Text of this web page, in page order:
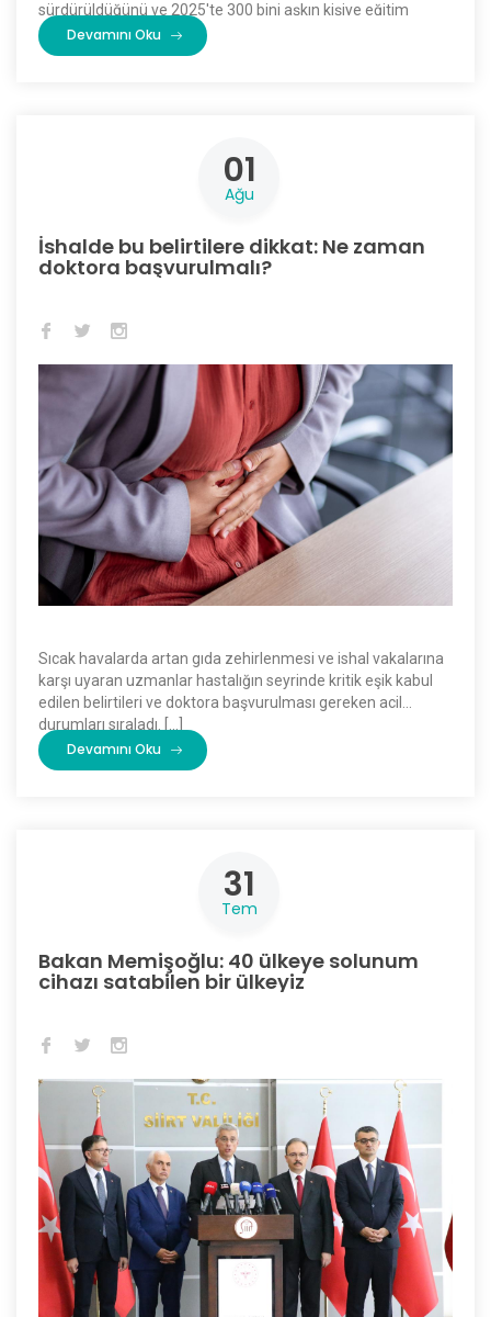
sürdürüldüğünü ve 2025'te 300 bini aşkın kişiye eğitim
verildiğini açıkladı. […]
Devamını Oku
01
Ağu
İshalde bu belirtilere dikkat: Ne zaman
doktora başvurulmalı?
Sıcak havalarda artan gıda zehirlenmesi ve ishal vakalarına
karşı uyaran uzmanlar hastalığın seyrinde kritik eşik kabul
edilen belirtileri ve doktora başvurulması gereken acil
durumları sıraladı. […]
Devamını Oku
31
Tem
Bakan Memişoğlu: 40 ülkeye solunum
cihazı satabilen bir ülkeyiz